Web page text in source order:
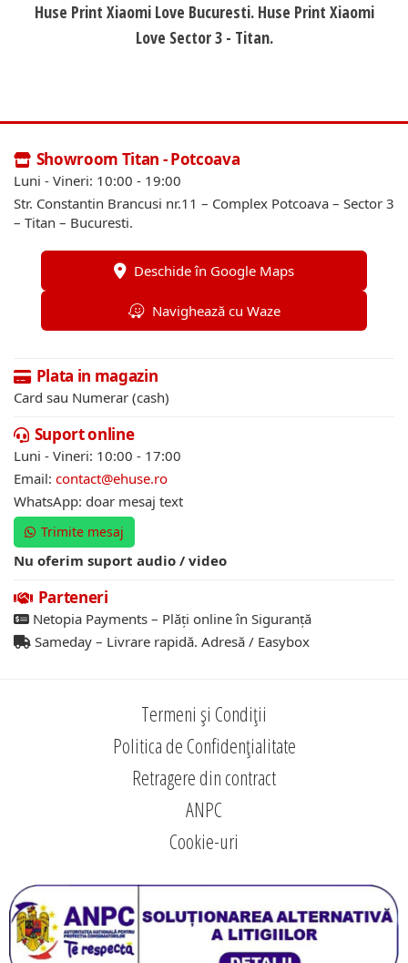
Huse Print Xiaomi Love Bucuresti. Huse Print Xiaomi
Love Sector 3 - Titan.
Showroom Titan - Potcoava
Luni - Vineri: 10:00 - 19:00
Str. Constantin Brancusi nr.11 – Complex Potcoava – Sector 3
– Titan – Bucuresti.
Deschide în Google Maps
Navighează cu Waze
Plata in magazin
Card sau Numerar (cash)
Suport online
Luni - Vineri: 10:00 - 17:00
Email: contact@ehuse.ro
WhatsApp: doar mesaj text
Trimite mesaj
Nu oferim suport audio / video
Parteneri
Netopia Payments – Plăți online în Siguranță
Sameday – Livrare rapidă. Adresă / Easybox
Termeni și Condiții
Politica de Confidențialitate
Retragere din contract
ANPC
Cookie-uri